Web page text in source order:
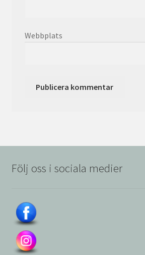
Webbplats
Följ oss i sociala medier